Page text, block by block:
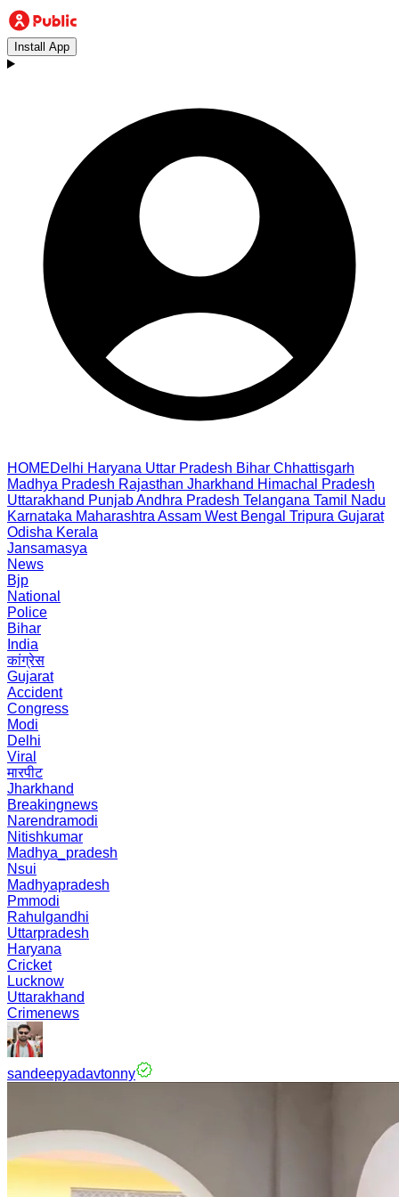
Install App
HOMEDelhi Haryana Uttar Pradesh Bihar Chhattisgarh
Madhya Pradesh Rajasthan Jharkhand Himachal Pradesh
Uttarakhand PunjabAndhra Pradesh Telangana Tamil Nadu
Karnataka Maharashtra Assam West Bengal Tripura Gujarat
Odisha Kerala
Jansamasya
News
Bjp
National
Police
Bihar
India
कांग्रेस
Gujarat
Accident
Congress
Modi
Delhi
Viral
मारपीट
Jharkhand
Breakingnews
Narendramodi
Nitishkumar
Madhya_pradesh
Nsui
Madhyapradesh
Pmmodi
Rahulgandhi
Uttarpradesh
Haryana
Cricket
Lucknow
Uttarakhand
Crimenews
sandeepyadavtonny